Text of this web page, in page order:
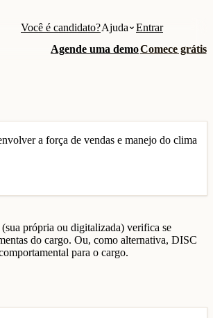
Você é candidato?Ajuda
Entrar
Agende uma demoComece grátis
a força de vendas e manejo do clima
própria ou digitalizada) verifica se
do cargo. Ou, como alternativa, DISC
para o cargo.